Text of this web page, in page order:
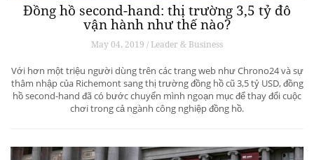
Đồng hồ second-hand: thị trường 3,5 tỷ đô
vận hành như thế nào?
May 04, 2019 / Leader & Business
Với hơn một triệu người dùng trên các trang web như Chrono24 và sự
thâm nhập của Richemont sang thị trường đồng hồ cũ 3,5 tỷ USD, đồng
hồ second-hand đã có bước chuyển mình ngoạn mục để thay đổi cuộc
chơi trong cả ngành công nghiệp đồng hồ.